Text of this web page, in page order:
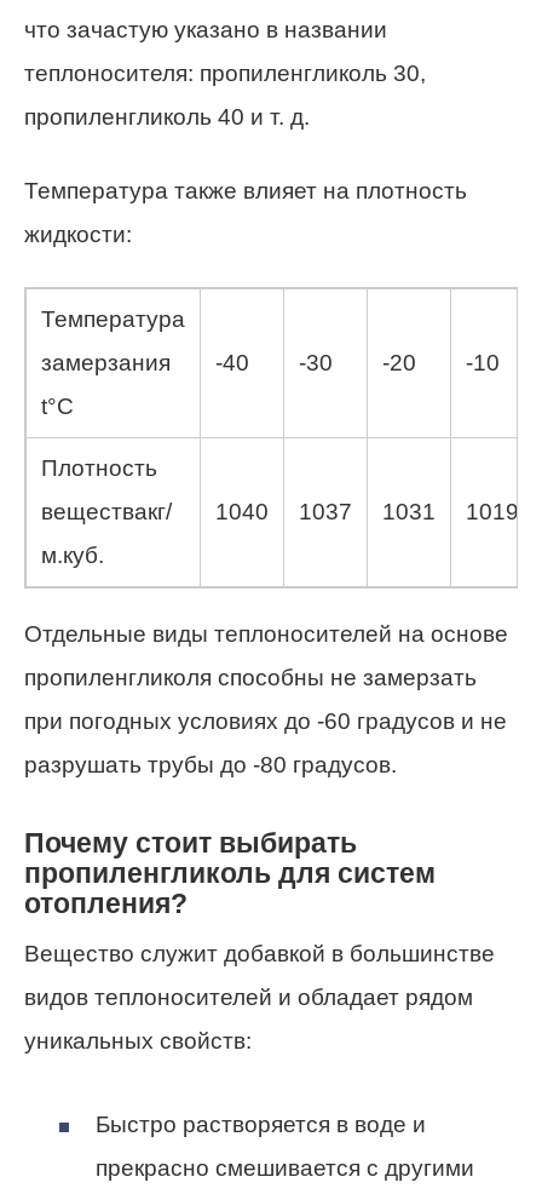
что зачастую указано в названии
теплоносителя: пропиленгликоль 30,
пропиленгликоль 40 и т. д.
Температура также влияет на плотность
жидкости:
Температура
замерзания
t°С
-40 -30 -20 -10
Плотность
веществакг/
м.куб.
1040 1037 1031 1019
Отдельные виды теплоносителей на основе
пропиленгликоля способны не замерзать
при погодных условиях до -60 градусов и не
разрушать трубы до -80 градусов.
Почему стоит выбирать
пропиленгликоль для систем
отопления?
Вещество служит добавкой в большинстве
видов теплоносителей и обладает рядом
уникальных свойств:
Быстро растворяется в воде и
прекрасно смешивается с другими